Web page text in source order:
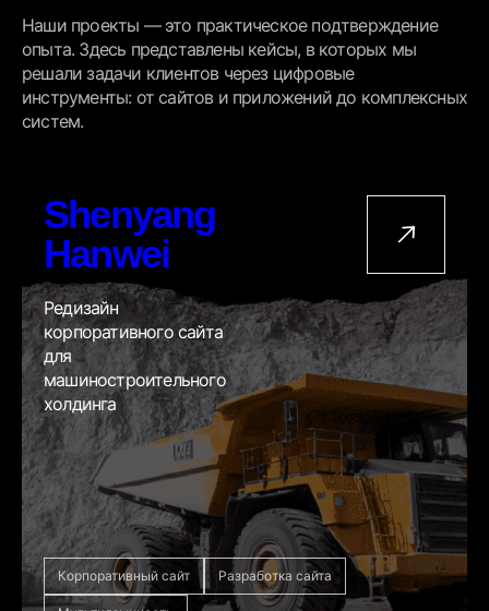
Наши проекты — это практическое подтверждение
опыта. Здесь представлены кейсы, в которых мы
решали задачи клиентов через цифровые
инструменты: от сайтов и приложений до комплексных
систем.
Shenyang
Hanwei
Редизайн
корпоративного сайта
для
машиностроительного
холдинга
Корпоративный сайт Разработка сайта